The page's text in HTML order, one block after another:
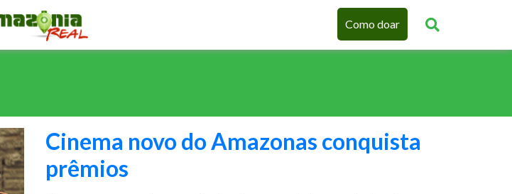
Como doar
Cinema novo do Amazonas conquista
prêmios